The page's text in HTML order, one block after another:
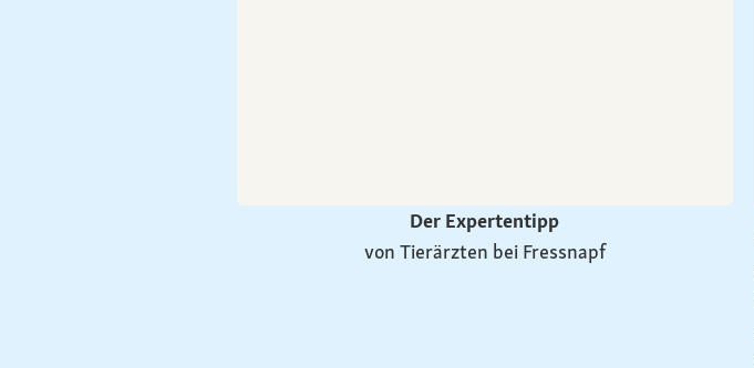
Der Expertentipp
von Tierärzten bei Fressnapf